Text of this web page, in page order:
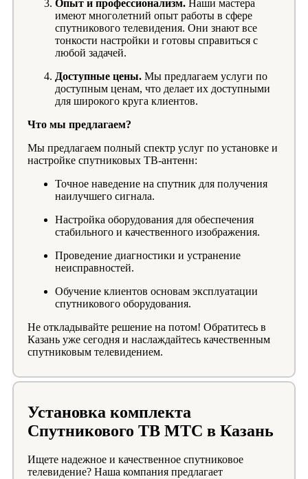
Опыт и профессионализм. Наши мастера
имеют многолетний опыт работы в сфере
спутникового телевидения. Они знают все
тонкости настройки и готовы справиться с
любой задачей.
Доступные цены. Мы предлагаем услуги по
доступным ценам, что делает их доступными
для широкого круга клиентов.
Что мы предлагаем?
Мы предлагаем полный спектр услуг по установке и
настройке спутниковых ТВ-антенн:
Точное наведение на спутник для получения
наилучшего сигнала.
Настройка оборудования для обеспечения
стабильного и качественного изображения.
Проведение диагностики и устранение
неисправностей.
Обучение клиентов основам эксплуатации
спутникового оборудования.
Не откладывайте решение на потом! Обратитесь в
Казань уже сегодня и наслаждайтесь качественным
спутниковым телевидением.
Установка комплекта
Спутникового ТВ МТС в Казань
Ищете надежное и качественное спутниковое
телевидение? Наша компания предлагает